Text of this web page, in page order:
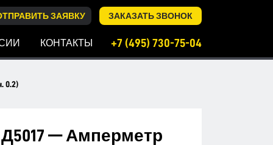
ЗАЯВКУ ЗАКАЗАТЬ ЗВОНОК
КОНТАКТЫ +7 (495) 730-75-04
0.2)
— Амперметр